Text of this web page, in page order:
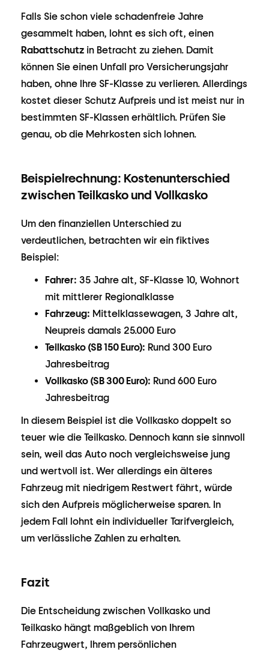
Falls Sie schon viele schadenfreie Jahre
gesammelt haben, lohnt es sich oft, einen
Rabattschutz in Betracht zu ziehen. Damit
können Sie einen Unfall pro Versicherungsjahr
haben, ohne Ihre SF-Klasse zu verlieren. Allerdings
kostet dieser Schutz Aufpreis und ist meist nur in
bestimmten SF-Klassen erhältlich. Prüfen Sie
genau, ob die Mehrkosten sich lohnen.
Beispielrechnung: Kostenunterschied
zwischen Teilkasko und Vollkasko
Um den finanziellen Unterschied zu
verdeutlichen, betrachten wir ein fiktives
Beispiel:
Fahrer: 35 Jahre alt, SF-Klasse 10, Wohnort
mit mittlerer Regionalklasse
Fahrzeug: Mittelklassewagen, 3 Jahre alt,
Neupreis damals 25.000 Euro
Teilkasko (SB 150 Euro): Rund 300 Euro
Jahresbeitrag
Vollkasko (SB 300 Euro): Rund 600 Euro
Jahresbeitrag
In diesem Beispiel ist die Vollkasko doppelt so
teuer wie die Teilkasko. Dennoch kann sie sinnvoll
sein, weil das Auto noch vergleichsweise jung
und wertvoll ist. Wer allerdings ein älteres
Fahrzeug mit niedrigem Restwert fährt, würde
sich den Aufpreis möglicherweise sparen. In
jedem Fall lohnt ein individueller Tarifvergleich,
um verlässliche Zahlen zu erhalten.
Fazit
Die Entscheidung zwischen Vollkasko und
Teilkasko hängt maßgeblich von Ihrem
Fahrzeugwert, Ihrem persönlichen